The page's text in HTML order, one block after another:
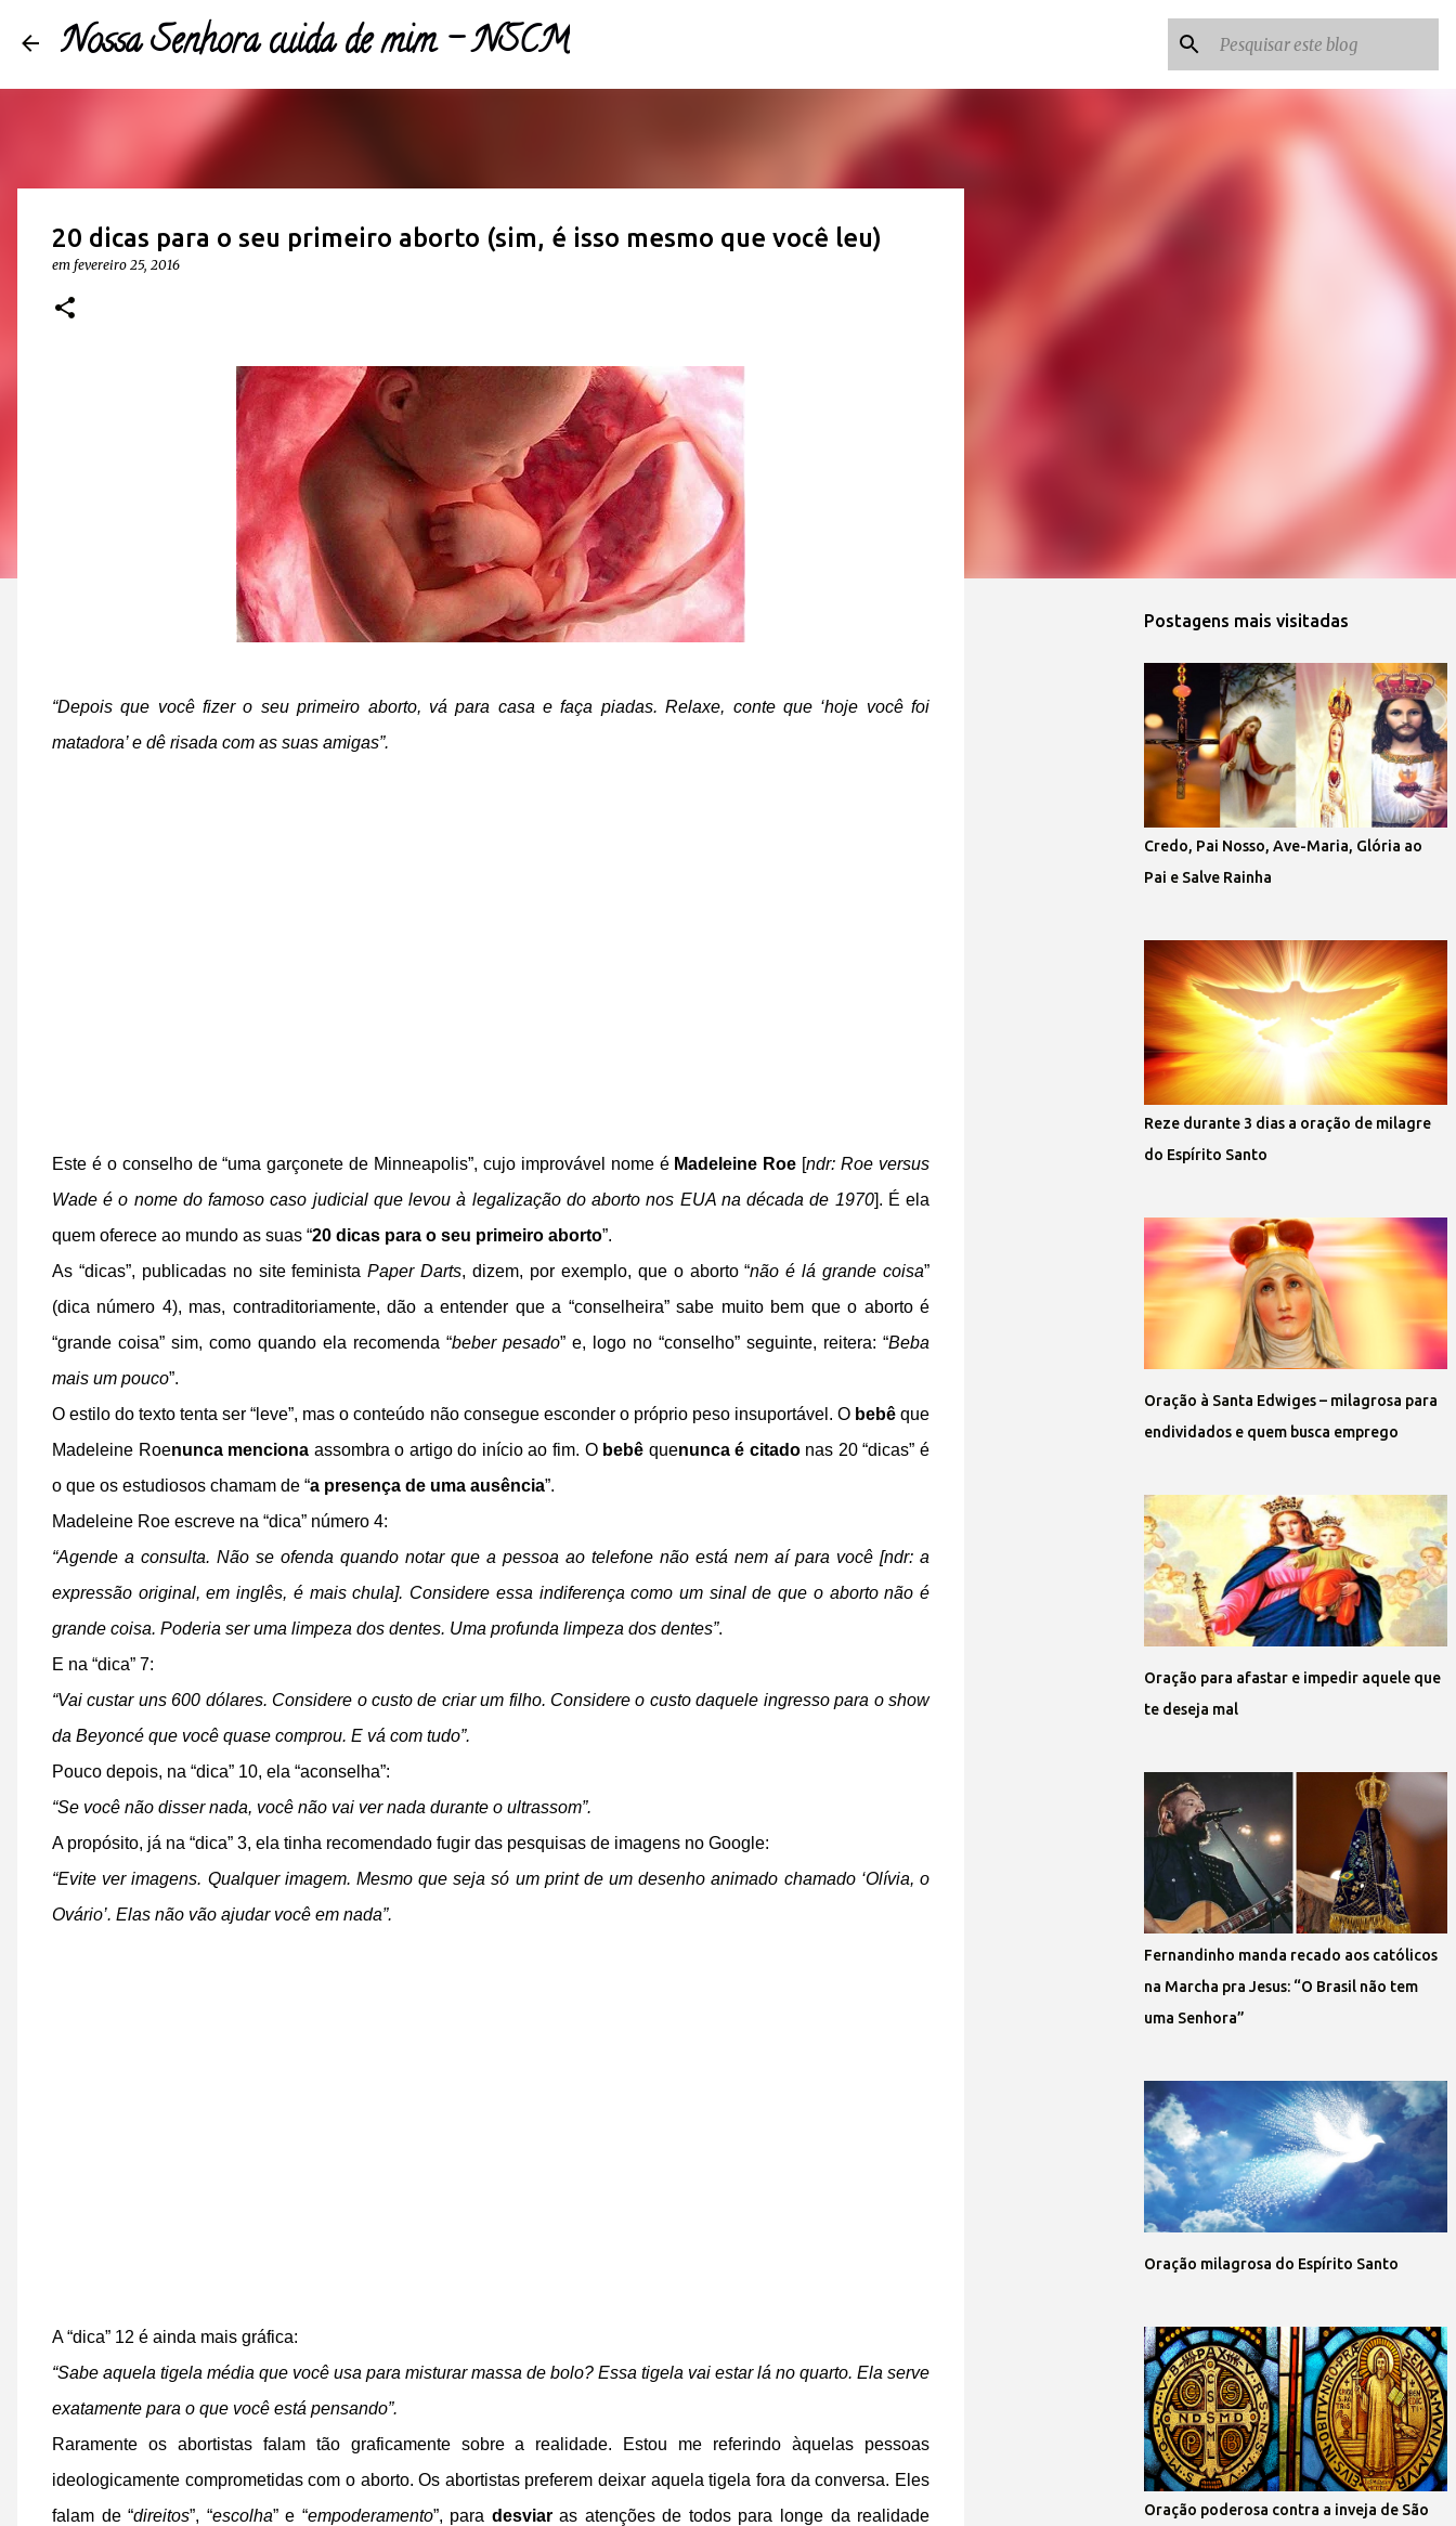
Nossa Senhora cuida de mim - NSCM
20 dicas para o seu primeiro aborto (sim, é isso mesmo que você leu)
em fevereiro 25, 2016
“Depois que você fizer o seu primeiro aborto, vá para casa e faça piadas. Relaxe, conte que ‘hoje você foi
matadora’ e dê risada com as suas amigas”.
Este é o conselho de “uma garçonete de Minneapolis”, cujo improvável nome é Madeleine Roe [ndr: Roe versus
Wade é o nome do famoso caso judicial que levou à legalização do aborto nos EUA na década de 1970]. É ela
quem oferece ao mundo as suas “20 dicas para o seu primeiro aborto”.
As “dicas”, publicadas no site feministaPaper Darts, dizem, por exemplo, que o aborto “não é lá grande coisa”
(dica número 4), mas, contraditoriamente, dão a entender que a “conselheira” sabe muito bem que o aborto é
“grande coisa” sim, como quando ela recomenda “beber pesado” e, logo no “conselho” seguinte, reitera: “Beba
mais um pouco”.
O estilo do texto tenta ser “leve”, mas o conteúdo não consegue esconder o próprio peso insuportável. O bebêque
Madeleine Roenunca menciona assombra o artigo do início ao fim. O bebê quenunca é citadonas 20 “dicas” é
o que os estudiosos chamam de “a presença de uma ausência”.
Madeleine Roe escreve na “dica” número 4:
“Agende a consulta. Não se ofenda quando notar que a pessoa ao telefone não está nem aí para você [ndr: a
expressão original, em inglês, é mais chula]. Considere essa indiferença como um sinal de que o aborto não é
grande coisa. Poderia ser uma limpeza dos dentes. Uma profunda limpeza dos dentes”.
E na “dica” 7:
“Vai custar uns 600 dólares. Considere o custo de criar um filho. Considere o custo daquele ingresso para o show
da Beyoncé que você quase comprou. E vá com tudo”.
Pouco depois, na “dica” 10, ela “aconselha”:
“Se você não disser nada, você não vai ver nada durante o ultrassom”.
A propósito, já na “dica” 3, ela tinha recomendado fugir das pesquisas de imagens no Google:
“Evite ver imagens. Qualquer imagem. Mesmo que seja só um print de um desenho animado chamado ‘Olívia, o
Ovário’. Elas não vão ajudar você em nada”.
A “dica” 12 é ainda mais gráfica:
“Sabe aquela tigela média que você usa para misturar massa de bolo? Essa tigela vai estar lá no quarto. Ela serve
exatamente para o que você está pensando”.
Raramente os abortistas falam tão graficamente sobre a realidade. Estou me referindo àquelas pessoas
ideologicamente comprometidas com o aborto. Os abortistas preferem deixar aquela tigela fora da conversa. Eles
falam de “direitos”, “escolha” e “empoderamento”, para desviaras atenções de todos para longe da realidade
Postagens mais visitadas
Credo, Pai Nosso, Ave-Maria, Glória ao
Pai e Salve Rainha
Reze durante 3 dias a oração de milagre
do Espírito Santo
Oração à Santa Edwiges – milagrosa para
endividados e quem busca emprego
Oração para afastar e impedir aquele que
te deseja mal
Fernandinho manda recado aos católicos
na Marcha pra Jesus: “O Brasil não tem
uma Senhora”
Oração milagrosa do Espírito Santo
Oração poderosa contra a inveja de São